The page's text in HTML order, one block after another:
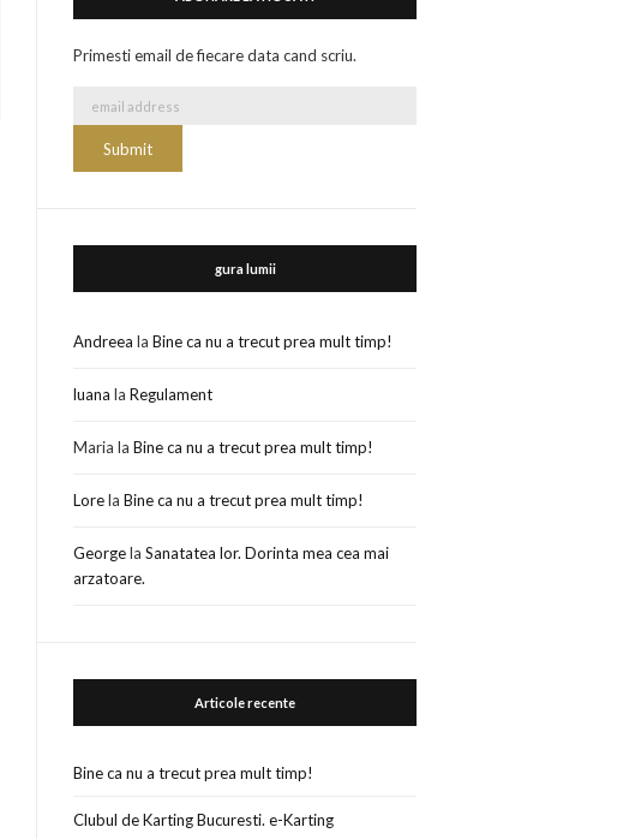
Primesti email de fiecare data cand scriu.
gura lumii
Andreea laBine ca nu a trecut prea mult timp!
luana laRegulament
Maria laBine ca nu a trecut prea mult timp!
LorelaBine ca nu a trecut prea mult timp!
GeorgelaSanatatea lor. Dorinta mea cea mai
arzatoare.
Articole recente
Bine ca nu a trecut prea mult timp!
Clubul de Karting Bucuresti. e-Karting